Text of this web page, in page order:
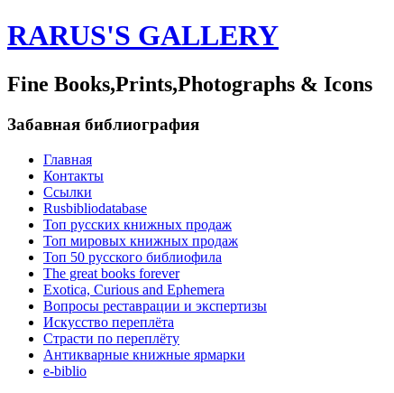
RARUS'S GALLERY
Fine Books,Prints,Photographs & Icons
Забавная библиография
Главная
Контакты
Ссылки
Rusbibliodatabase
Топ русских книжных продаж
Топ мировых книжных продаж
Топ 50 русского библиофила
The great books forever
Exotica, Curious and Ephemera
Вопросы реставрации и экспертизы
Искусство переплёта
Страсти по переплёту
Антикварные книжные ярмарки
e-biblio